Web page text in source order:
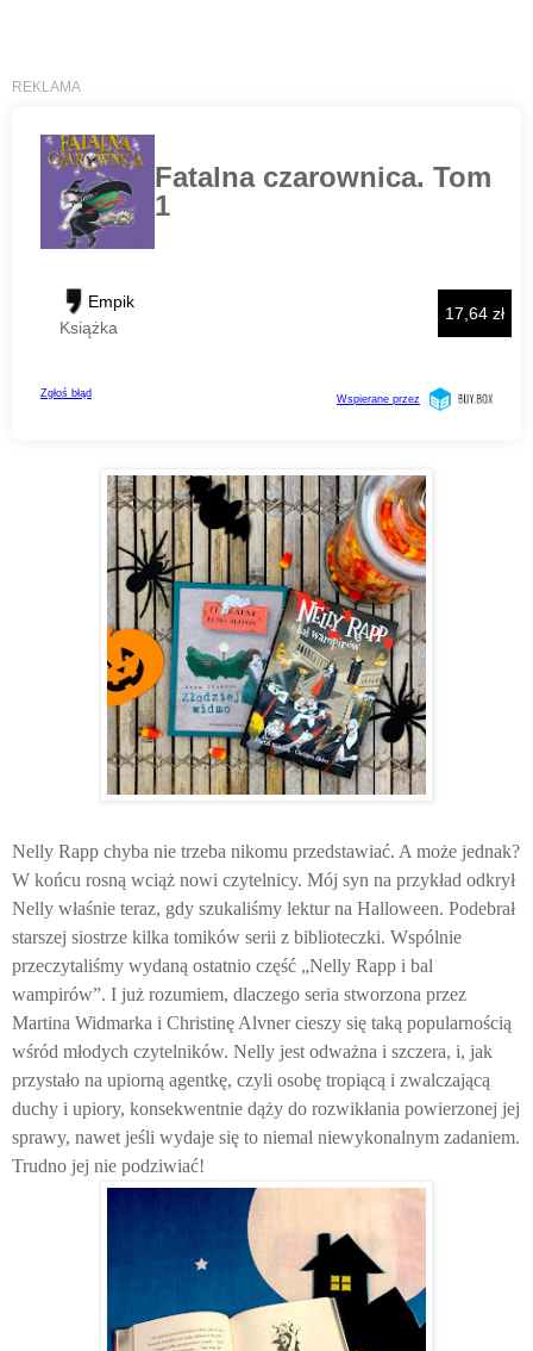
Nelly Rapp chyba nie trzeba nikomu przedstawiać. A może jednak?
W końcu rosną wciąż nowi czytelnicy. Mój syn na przykład odkrył
Nelly właśnie teraz, gdy szukaliśmy lektur na Halloween. Podebrał
starszej siostrze kilka tomików serii z biblioteczki. Wspólnie
przeczytaliśmy wydaną ostatnio część „Nelly Rapp i bal
wampirów”. I już rozumiem, dlaczego seria stworzona przez
Martina Widmarka i Christinę Alvner cieszy się taką popularnością
wśród młodych czytelników. Nelly jest odważna i szczera, i, jak
przystało na upiorną agentkę, czyli osobę tropiącą i zwalczającą
duchy i upiory, konsekwentnie dąży do rozwikłania powierzonej jej
sprawy, nawet jeśli wydaje się to niemal niewykonalnym zadaniem.
Trudno jej nie podziwiać!